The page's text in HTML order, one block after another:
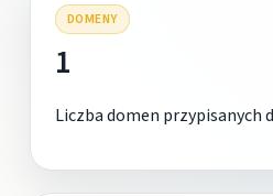
DOMENY
1
Liczba domen przypisanych